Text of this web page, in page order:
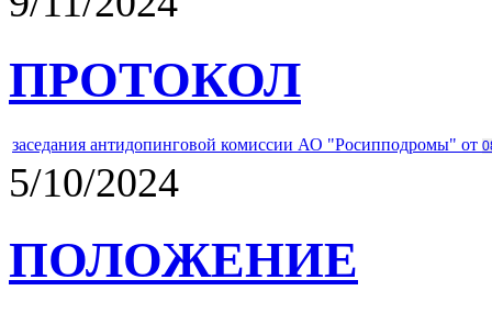
ПРОТОКОЛ
заседания антидопинговой комиссии АО "Росипподромы" от
5/10/2024
ПОЛОЖЕНИЕ